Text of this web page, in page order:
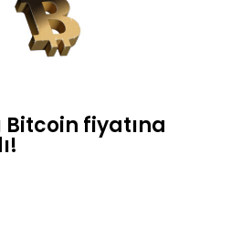
Bitcoin fiyatına